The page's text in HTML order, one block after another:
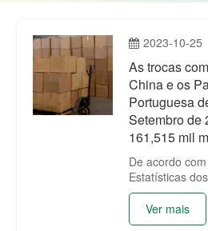
2023-10-25
As trocas
China e os
Portuguesa
Setembro de
161,515 mil
De acordo
Estatísticas
da China
anexada), as
a China e os
Ver mais